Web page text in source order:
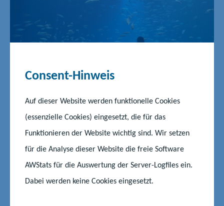
Consent-Hinweis
Auf dieser Website werden funktionelle Cookies
(essenzielle Cookies) eingesetzt, die für das
Funktionieren der Website wichtig sind. Wir setzen
für die Analyse dieser Website die freie Software
AWStats für die Auswertung der Server-Logfiles ein.
Dabei werden keine Cookies eingesetzt.
Museen in Mecklenburg-Vorpommern